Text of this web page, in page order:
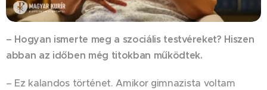
– Hogyan ismerte meg a szociális testvéreket? Hiszen
abban az időben még titokban működtek.
– Ez kalandos történet. Amikor gimnazista voltam